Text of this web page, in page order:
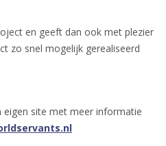
en geeft dan ook met plezier
zo snel mogelijk gerealiseerd
site met meer informatie